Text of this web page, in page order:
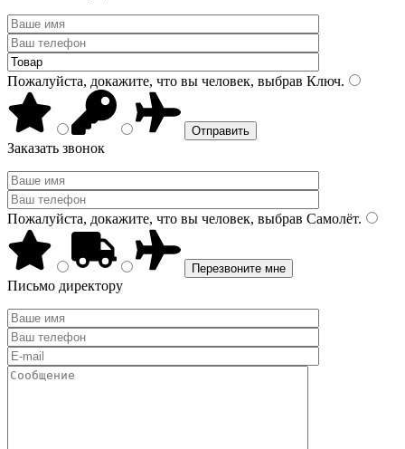
Пожалуйста, докажите, что вы человек, выбрав Ключ.
Заказать звонок
Пожалуйста, докажите, что вы человек, выбрав Самолёт.
Письмо директору